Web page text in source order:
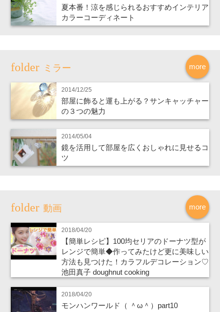
夏本番！涼を感じられるおすすめインテリア
カラーコーディネート
more
ミラー
2014/12/25
部屋に飾ると運も上がる？サンキャッチャー
の３つの魅力
2014/05/04
鏡を活用して部屋を広くおしゃれに見せるコ
ツ
more
動画
2018/04/20
【簡単レシピ】100均セリアのドーナツ型が
レンジで簡単◆作ってみたけど更に美味しい
方法も見つけた！カラフルデコレーション♡
池田真子 doughnut cooking
2018/04/20
モンハンワールド（ ＾ω＾）part10